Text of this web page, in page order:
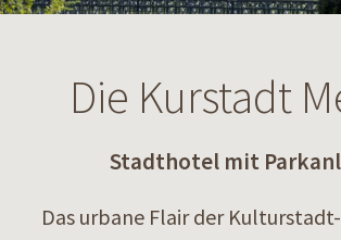
Die Kurstadt
Stadthotel mit
Das urbane Flair der